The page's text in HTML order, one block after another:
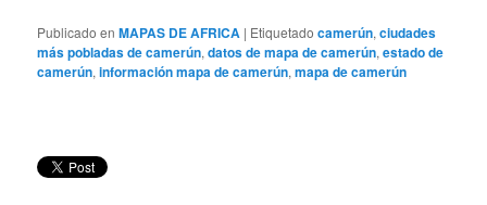
Publicado en MAPAS DE AFRICA | Etiquetado camerún,ciudades
más pobladas de camerún,datos de mapa de camerún,estado de
camerún,información mapa de camerún,mapa de camerún